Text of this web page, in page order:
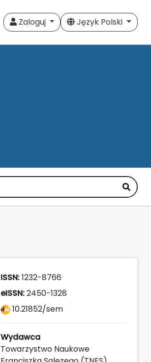
Zaloguj Język Polski
ISSN:1232-8766
eISSN:2450-1328
10.21852/sem
Wydawca
Towarzystwo Naukowe